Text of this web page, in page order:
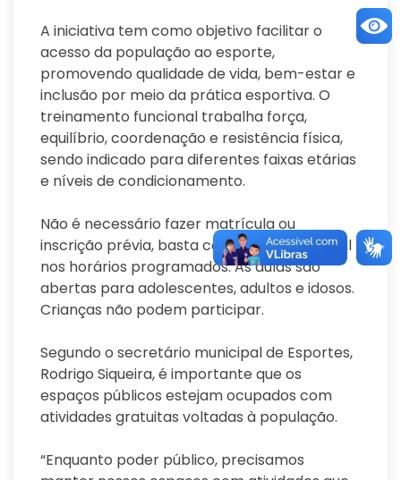
A iniciativa tem como objetivo facilitar o
acesso da população ao esporte,
promovendo qualidade de vida, bem-estar e
inclusão por meio da prática esportiva. O
treinamento funcional trabalha força,
equilíbrio, coordenação e resistência física,
sendo indicado para diferentes faixas etárias
e níveis de condicionamento.
Não é necessário fazer matrícula ou
inscrição prévia, basta comparecer ao local
nos horários programados. As aulas são
abertas para adolescentes, adultos e idosos.
Crianças não podem participar.
Segundo o secretário municipal de Esportes,
Rodrigo Siqueira, é importante que os
espaços públicos estejam ocupados com
atividades gratuitas voltadas à população.
“Enquanto poder público, precisamos